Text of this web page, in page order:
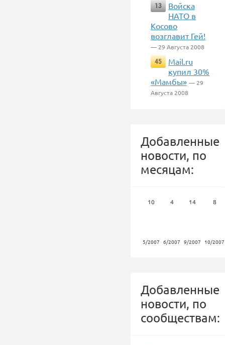
13
Войска
НАТО в
Косово
возглавит Гей!
— 29 Августа 2008
45
Mail.ru
купил 30%
«Мамбы» — 29
Августа 2008
Добавленные
новости, по
месяцам:
10
5/2007
4
6/2007
14
9/2007
8
10/2007
Добавленные
новости, по
сообществам: